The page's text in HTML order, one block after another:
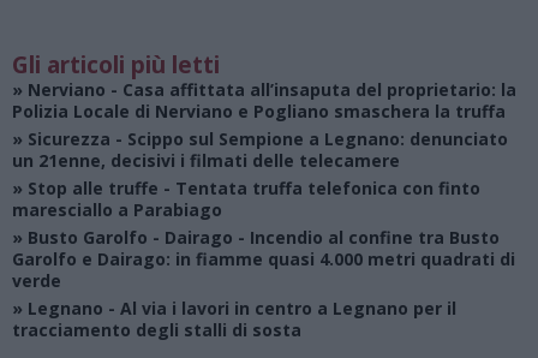
Gli articoli più letti
» Nerviano - Casa affittata all’insaputa del proprietario: la
Polizia Locale di Nerviano e Pogliano smaschera la truffa
» Sicurezza - Scippo sul Sempione a Legnano: denunciato
un 21enne, decisivi i filmati delle telecamere
» Stop alle truffe - Tentata truffa telefonica con finto
maresciallo a Parabiago
» Busto Garolfo - Dairago - Incendio al confine tra Busto
Garolfo e Dairago: in fiamme quasi 4.000 metri quadrati di
verde
» Legnano - Al via i lavori in centro a Legnano per il
tracciamento degli stalli di sosta